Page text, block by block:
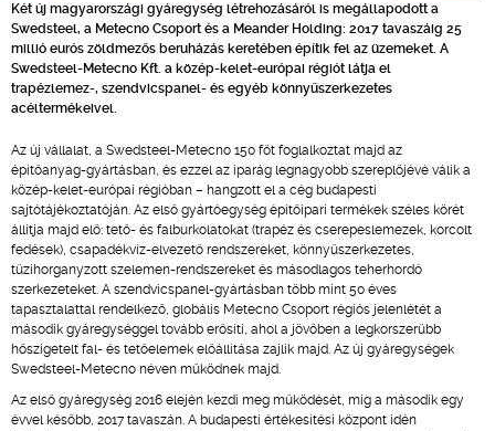
Két új magyarországi gyáregység létrehozásáról is megállapodott a
Swedsteel, a Metecno Csoport és a Meander Holding: 2017 tavaszáig 25
millió eurós zöldmezős beruházás keretében építik fel az üzemeket. A
Swedsteel-Metecno Kft. a közép-kelet-európai régiót látja el
trapézlemez-, szendvicspanel- és egyéb könnyűszerkezetes
acéltermékeivel.
Az új vállalat, a Swedsteel-Metecno 150 főt foglalkoztat majd az
építőanyag-gyártásban, és ezzel az iparág legnagyobb szereplőjévé válik a
közép-kelet-európai régióban – hangzott el a cég budapesti
sajtótájékoztatóján. Az első gyártóegység építőipari termékek széles körét
állítja majd elő: tető- és falburkolatokat (trapéz és cserepeslemezek, korcolt
fedések), csapadékvíz-elvezető rendszereket, könnyűszerkezetes,
tűzihorganyzott szelemen-rendszereket és másodlagos teherhordó
szerkezeteket. A szendvicspanel-gyártásban több mint 50 éves
tapasztalattal rendelkező, globális Metecno Csoport régiós jelenlétét a
második gyáregységgel tovább erősíti, ahol a jövőben a legkorszerűbb
hőszigetelt fal- és tetőelemek előállítása zajlik majd. Az új gyáregységek
Swedsteel-Metecno néven működnek majd.
Az első gyáregység 2016 elején kezdi meg működését, míg a második egy
évvel később, 2017 tavaszán. A budapesti értékesítési központ idén